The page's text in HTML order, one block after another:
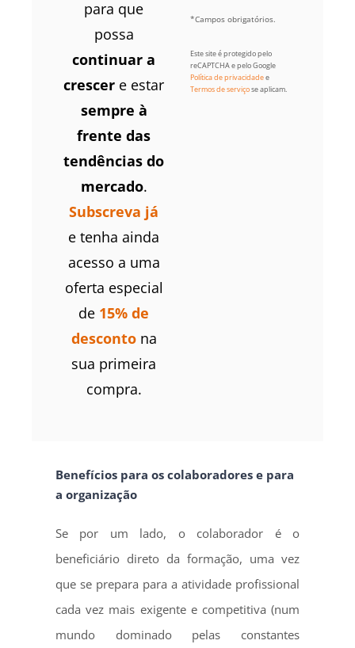
para que
possa
continuar a
crescer e estar
sempre à
frente das
tendências do
mercado.
Subscreva já
e tenha ainda
acesso a uma
oferta especial
de 15% de
desconto na
sua primeira
compra.
*Campos obrigatórios.
Este site é protegido pelo
reCAPTCHA e pelo Google
Política de privacidadee
Termos de serviçose aplicam.
Benefícios para os colaboradores e para
a organização
Se por um lado, o colaborador é o
beneficiário direto da formação, uma vez
que se prepara para a atividade profissional
cada vez mais exigente e competitiva (num
mundo dominado pelas constantes